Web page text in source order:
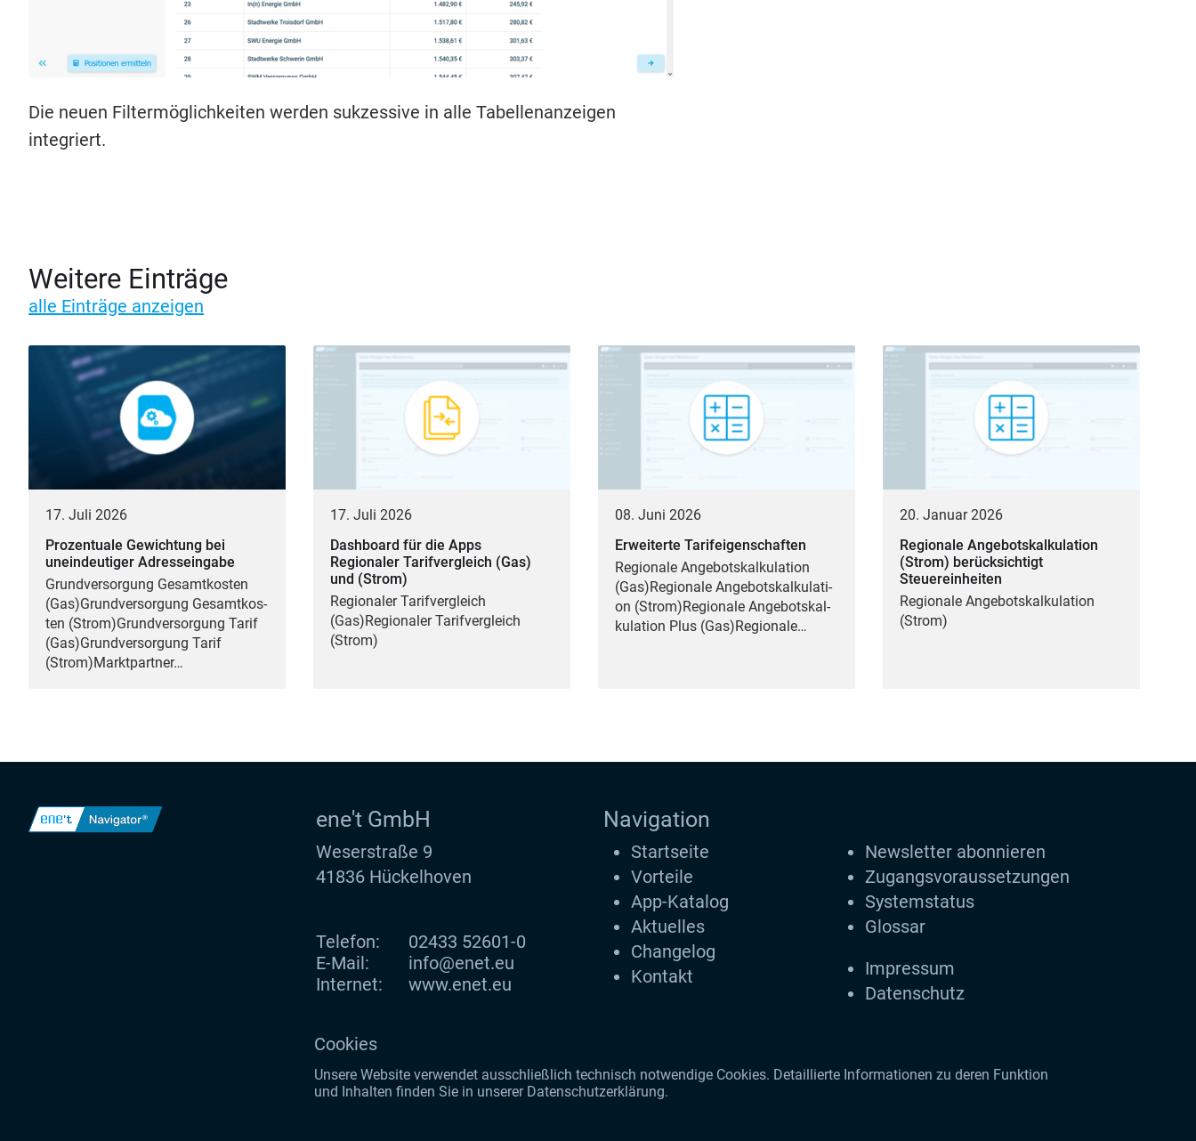
Die neu­en Fil­ter­mög­lich­kei­ten wer­den suk­zes­si­ve in alle Tabel­len­an­zei­gen
integriert.
Weitere Einträge
alle Einträge anzeigen
17. Juli 2026
Prozentuale Gewichtung bei
uneindeutiger Adresseingabe
Grund­ver­sor­gung Gesamt­kos­ten
(Gas)Grundversorgung Gesamt­kos­
ten (Strom)Grundversorgung Tarif
(Gas)Grundversorgung Tarif
(Strom)Marktpartner…
17. Juli 2026
Dashboard für die Apps
Regionaler Tarifvergleich (Gas)
und (Strom)
Regio­na­ler Tarif­ver­gleich
(Gas)Regionaler Tarif­ver­gleich
(Strom)
08. Juni 2026
Erweiterte Tarifeigenschaften
Regio­na­le Ange­bots­kal­ku­la­ti­on
(Gas)Regionale Ange­bots­kal­ku­la­ti­
on (Strom)Regionale Ange­bots­kal­
ku­la­ti­on Plus (Gas)Regionale…
20. Januar 2026
Regionale Angebotskalkulation
(Strom) berücksichtigt
Steuereinheiten
Regio­na­le Ange­bots­kal­ku­la­ti­on
(Strom)
ene't GmbH
Weserstraße 9
41836 Hückelhoven
Telefon:
02433 52601-0
E-Mail:
info@enet.eu
Internet:
www.enet.eu
Navigation
Startseite
Vorteile
App-Katalog
Aktuelles
Changelog
Kontakt
Newsletter abonnieren
Zugangs­voraus­setzungen
Systemstatus
Glossar
Impressum
Datenschutz
Cookies
Unsere Website verwendet ausschließlich technisch notwendige Cookies. Detaillierte Informationen zu deren Funktion
und Inhalten finden Sie in unserer Datenschutzerklärung.